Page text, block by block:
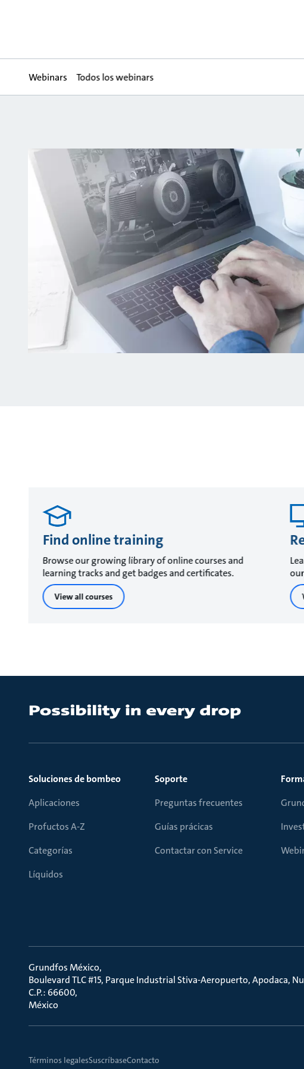
Webinars Todos los webinars
Find online training
Browse our growing library of online courses and
learning tracks and get badges and certificates.
View all courses
Soluciones de bombeo
Aplicaciones
Profuctos A-Z
Categorías
Líquidos
Soporte
Preguntas frecuentes
Guías prácicas
Contactar con Service
Grundfos México
Boulevard TLC #15, Parque Industrial Stiva-Aeropuerto, Apodaca,
C.P.: 66600
México
Términos legalesSuscríbaseContacto